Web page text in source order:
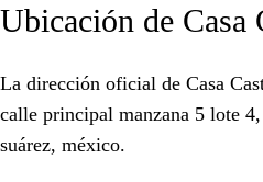
Ubicación de Casa
La dirección oficial de Casa
calle principal manzana 5 lote
suárez, méxico.